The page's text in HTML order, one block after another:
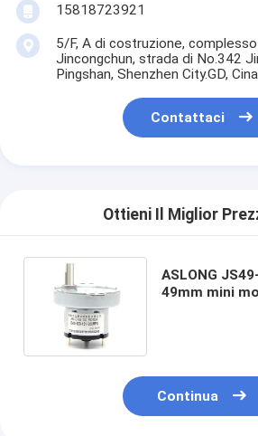
15818723921
5/F, A di costruzione,
Jincongchun, strada di No.342
Pingshan, Shenzhen City.GD, Cina
Contattaci
Ottieni Il Miglior
ASLONG
49mm mini
Continua